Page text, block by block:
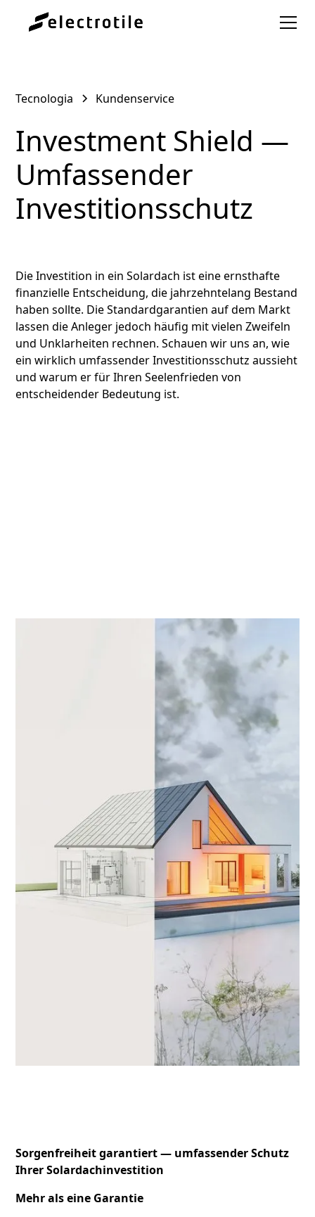
Tecnologia Kundenservice
Investment Shield —
Umfassender
Investitionsschutz
Die Investition in ein Solardach ist eine ernsthafte
finanzielle Entscheidung, die jahrzehntelang Bestand
haben sollte. Die Standardgarantien auf dem Markt
lassen die Anleger jedoch häufig mit vielen Zweifeln
und Unklarheiten rechnen. Schauen wir uns an, wie
ein wirklich umfassender Investitionsschutz aussieht
und warum er für Ihren Seelenfrieden von
entscheidender Bedeutung ist.
Sorgenfreiheit garantiert — umfassender Schutz
Ihrer Solardachinvestition
Mehr als eine Garantie